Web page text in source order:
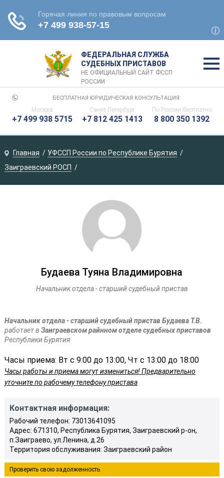
ФЕДЕРАЛЬНАЯ СЛУЖБА
СУДЕБНЫХ ПРИСТАВОВ
НЕ ОФИЦИАЛЬНЫЙ САЙТ ФССП
РОССИИ
БЕСПЛАТНАЯ ЮРИДИЧЕСКАЯ КОНСУЛЬТАЦИЯ:
Москва
+7 499 938 5715
Санкт-Петербург
+7 812 425 1413
По России бесплатно
8 800 350 1392
Главная
УФССП России по Республике Бурятия
Заиграевский РОСП
Будаева Туяна Владимировна
Начальник отдела - старший судебный пристав
Начальник отдела - старший судебный пристав Будаева Т.В.
работает в Заиграевском райнном отделе судебных приставов
Республики Бурятия
Часы приема: Вт с 9:00 до 13:00, Чт с 13:00 до 18:00
Часы работы и приема могут измениться! Предварительно
уточните по рабочему телефону пристава
Контактная информация:
Рабочий телефон: 73013641095
Адрес: 671310, Республика Бурятия, Заиграевский р-он,
п.Заиграево, ул.Ленина, д.26
Территория обслуживания: Заиграевский район
Проверить свою задолженность